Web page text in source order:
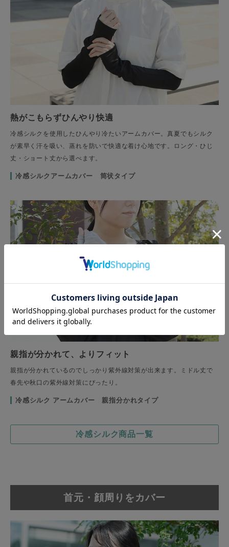
熱がこもらずひんやり快適
冷感シルクを使用したひんやり冷たいアームカバー。真夏でもシルク
が素早く汗を吸い、蒸れを防いで快適な着け心地です。ロング・ひじ
丈・ショート丈から選べます。
冷感シルクアームカバー 筒状タイプ
親指が分かれて、よりフィット
親指が分かれているのでしっかり紫外線対策が出来ます。ミドル丈で
春先や秋口の紫外線対策にぴったり。
冷感シルク アームカバー 親指分かれタイプ
冷感シルク商品一覧
首元・顔周りをカバー